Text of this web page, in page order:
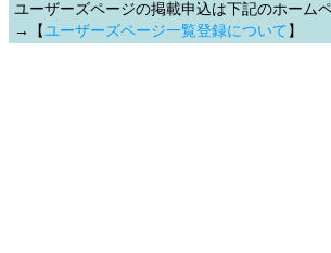
ユーザーズページの掲載申込は下記のホーム
→【ユーザーズページ一覧登録について 】